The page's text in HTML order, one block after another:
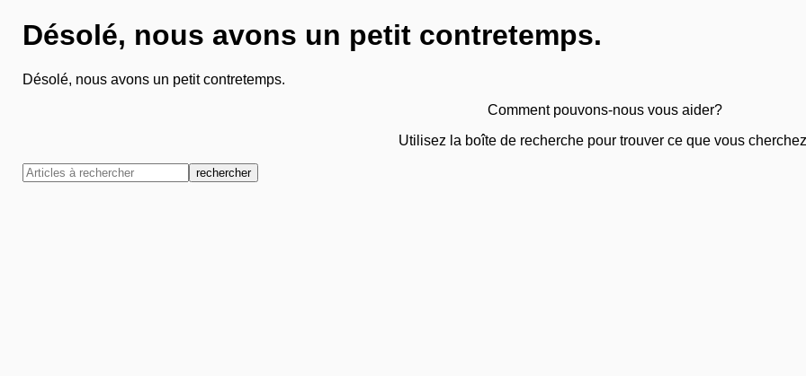
Désolé, nous avons un petit contretemps.
Désolé, nous avons un petit contretemps.
Comment pouvons-nous vous aider?
Utilisez la boîte de recherche pour trouver ce que vous
rechercher